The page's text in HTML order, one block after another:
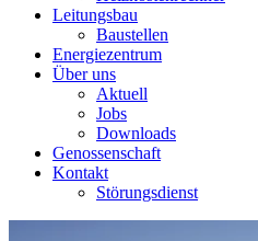
Leitungsbau
Baustellen
Energiezentrum
Über uns
Aktuell
Jobs
Downloads
Genossenschaft
Kontakt
Störungsdienst